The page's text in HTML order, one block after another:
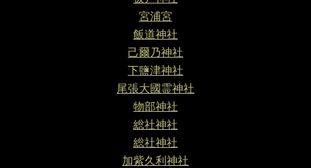
宮浦宮
飯道神社
己爾乃神社
下鹽津神社
尾張大國霊神社
物部神社
総社神社
総社神社
加紫久利神社